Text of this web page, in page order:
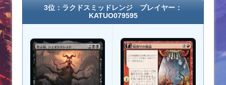
3位：ラクドスミッドレンジ プレイヤー：
KATUO079595